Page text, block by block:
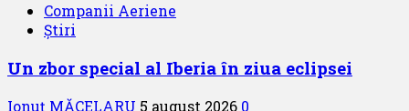
Companii Aeriene
Știri
Un zbor special al Iberia în ziua eclipsei
Ionuț MĂCELARU 5 august 2026 0